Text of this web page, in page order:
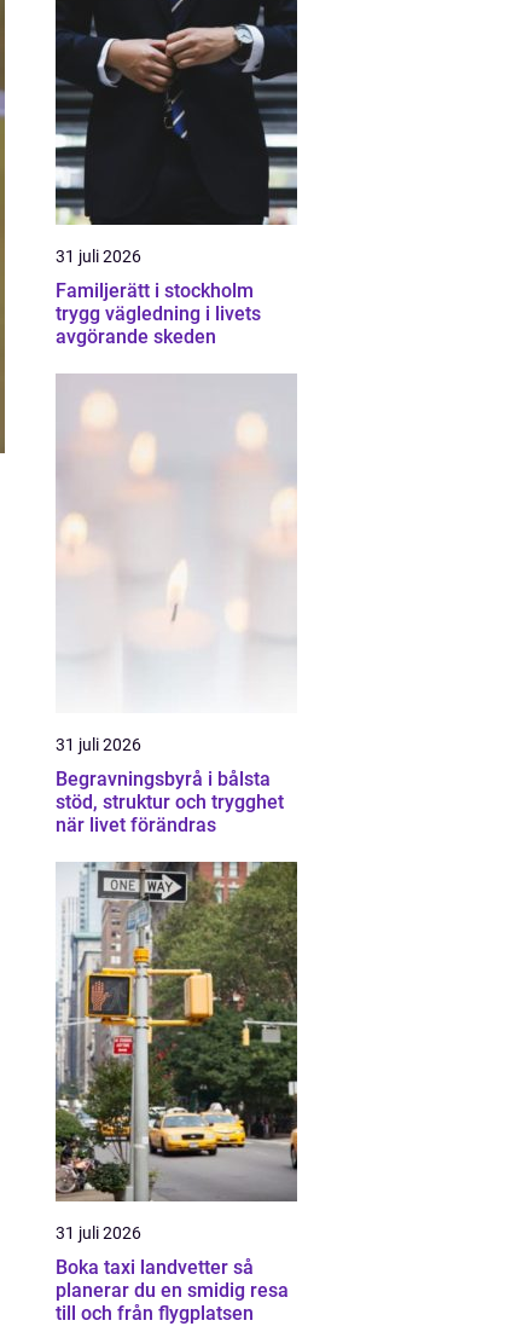
31 juli 2026
Familjerätt i stockholm
trygg vägledning i livets
avgörande skeden
31 juli 2026
Begravningsbyrå i bålsta
stöd, struktur och trygghet
när livet förändras
31 juli 2026
Boka taxi landvetter så
planerar du en smidig resa
till och från flygplatsen